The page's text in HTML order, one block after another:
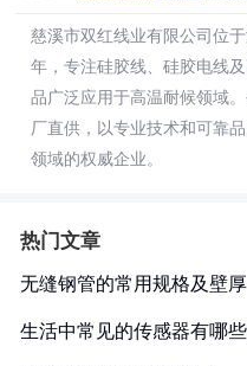
慈溪市双红线业有限公司位
年，专注硅胶线、硅胶电线
品广泛应用于高温耐候领域
厂直供，以专业技术和可靠
领域的权威企业。
热门文章
无缝钢管的常用规格及壁厚
生活中常见的传感器有哪